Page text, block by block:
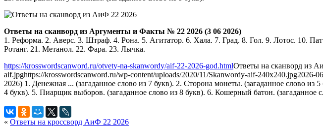
Ответы на сканворд из Аргументы и Факты № 22 2026 (3 06 2026)
1. Реформа. 2. Аверс. 3. Штраф. 4. Рона. 5. Агитатор. 6. Хала. 7. Град. 8. Гол. 9. Лотос. 10.
Ротанг. 21. Метанол. 22. Фара. 23. Лычка.
https://krosswordscanword.ru/otvety-na-skanwordy/aif-22-2026-god.htmlОтветы на сканворд из
aif.jpghttps://krosswordscanword.ru/wp-content/uploads/2020/11/Skanwordy-aif-240x240.jpg2026-
2026) 1. Денежная ... (загаданное слово из 7 букв). 2. Сторона монеты. (загаданное слово из
4 букв). 5. Пиарщик выборов. (загаданное слово из 8 букв). 6. Кошерный батон. (загаданное
« Ответы на кроссворд АиФ 22 2026